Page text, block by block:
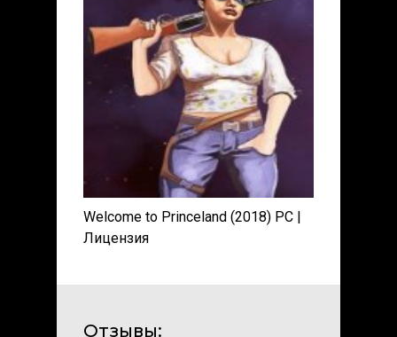
Welcome to Princeland (2018) PC |
Лицензия
Отзывы: